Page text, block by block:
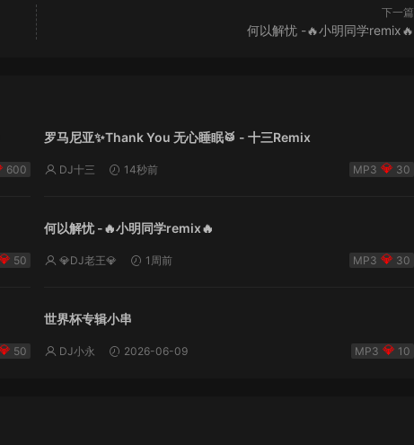
下一篇
何以解忧 -🔥小明同学remix🔥
600
罗马尼亚✨Thank You 无心睡眠🥁 - 十三Remix
DJ十三 14秒前 30
50
何以解忧 -🔥小明同学remix🔥
💎DJ老王💎 1周前 30
50
世界杯专辑小串
DJ小永 2026-06-09 10